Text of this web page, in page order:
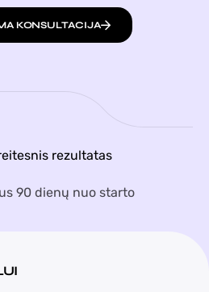
KONSULTACIJA
rezultatas
90 dienų nuo starto